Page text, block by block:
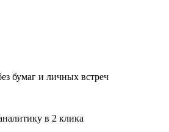
бумаг и личных встреч
в 2 клика